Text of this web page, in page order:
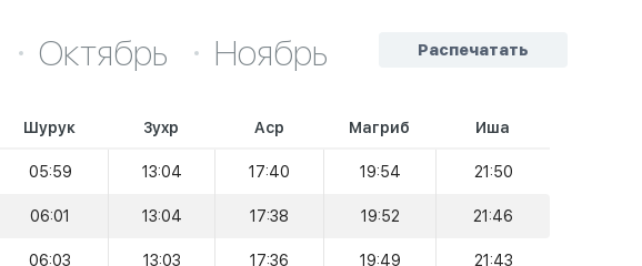
Распечатать
Октябрь Ноябрь
Шурук Зухр Аср Магриб Иша
05:59 13:04 17:40 19:54 21:50
06:01 13:04 17:38 19:52 21:46
06:03 13:03 17:36 19:49 21:43